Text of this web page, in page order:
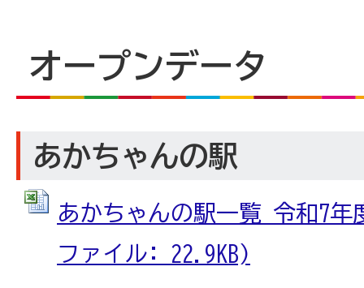
オープンデータ
あかちゃんの駅
あかちゃんの駅一覧 令和7
ファイル: 22.9KB)